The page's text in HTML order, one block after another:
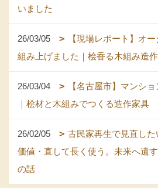
いました
26/03/05
【現場レポート】オ
組み上げました｜桧香る木組み造
26/03/04
【名古屋市】マンシ
｜桧材と木組みでつくる造作家具
26/02/05
古民家再生で見直し
価値・直して長く使う。未来へ遺
の話